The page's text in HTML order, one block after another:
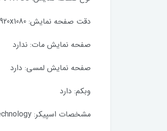
دقت صفحه نمايش: Full HD|1920x1080
صفحه نمايش مات: ندارد
صفحه نمايش لمسی: دارد
وبکم: دارد
مشخصات اسپيکر: Asus Sonic Master Technology